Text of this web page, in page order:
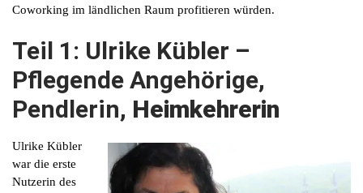
Coworking im ländlichen Raum profitieren würden.
Teil 1: Ulrike Kübler –
Pflegende Angehörige,
Pendlerin, Heimkehrerin
Ulrike Kübler
war die erste
Nutzerin des